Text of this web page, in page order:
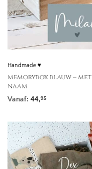
Handmade ♥
memorybox blauw – met
naam
Vanaf: 44,95